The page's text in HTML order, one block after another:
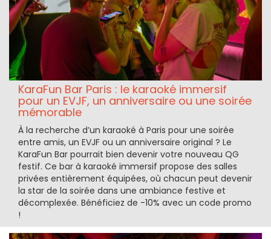
KaraFun Bar Paris : le karaoké immersif
pour un EVJF, un anniversaire ou une soirée
mémorable
À la recherche d’un karaoké à Paris pour une soirée
entre amis, un EVJF ou un anniversaire original ? Le
KaraFun Bar pourrait bien devenir votre nouveau QG
festif. Ce bar à karaoké immersif propose des salles
privées entièrement équipées, où chacun peut devenir
la star de la soirée dans une ambiance festive et
décomplexée. Bénéficiez de -10% avec un code promo
!